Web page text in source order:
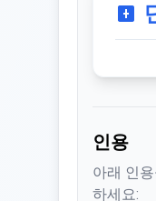
인용
아래 인
하세요: